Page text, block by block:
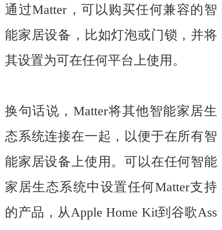
通过Matter，可以购买任何兼容的智
能家居设备，比如灯泡或门锁，并将
其设置为可在任何平台上使用。
换句话说，Matter将其他智能家居生
态系统连接在一起，以便于在所有智
能家居设备上使用。可以在任何智能
家居生态系统中设置任何Matter支持
的产品，从Apple Home Kit到谷歌Ass